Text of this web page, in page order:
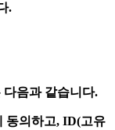
.
음과 같습니다.
의하고, ID(고유